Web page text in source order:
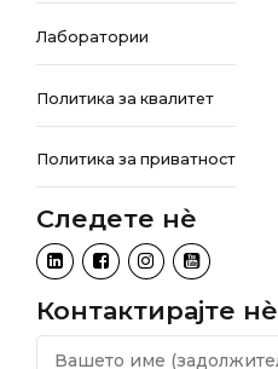
Лаборатории
Политика за квалитет
Политика за приватност
Следете нѐ
Контактирајте нѐ